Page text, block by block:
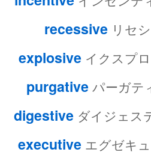
recessive リセ
explosive イクスプ
purgative パーガテ
digestive ダイジェス
executive エグゼキ